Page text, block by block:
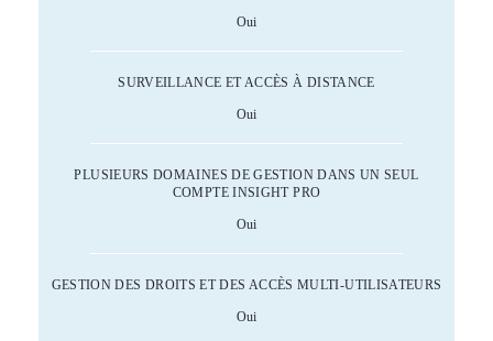
Oui
SURVEILLANCE ET ACCÈS À DISTANCE
Oui
PLUSIEURS DOMAINES DE GESTION DANS UN SEUL
COMPTE INSIGHT PRO
Oui
GESTION DES DROITS ET DES ACCÈS MULTI-UTILISATEURS
Oui